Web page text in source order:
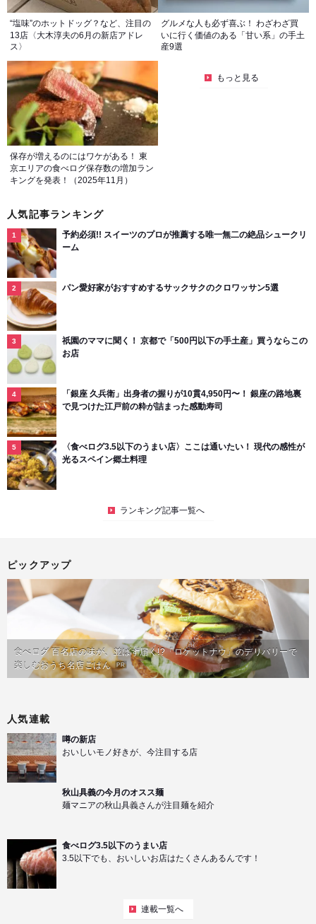
“塩味”のホットドッグ？など、注目の
13店〈大木淳夫の6月の新店アドレ
ス〉
グルメな人も必ず喜ぶ！ わざわざ買
いに行く価値のある「甘い系」の手土
産9選
保存が増えるのにはワケがある！ 東
京エリアの食べログ保存数の増加ラン
キングを発表！（2025年11月）
もっと見る
人気記事ランキング
予約必須!! スイーツのプロが推薦する唯一無二の絶品シュークリ
ーム
パン愛好家がおすすめするサックサクのクロワッサン5選
祇園のママに聞く！ 京都で「500円以下の手土産」買うならこの
お店
「銀座 久兵衛」出身者の握りが10貫4,950円〜！ 銀座の路地裏
で見つけた江戸前の粋が詰まった感動寿司
〈食べログ3.5以下のうまい店〉ここは通いたい！ 現代の感性が
光るスペイン郷土料理
ランキング記事一覧へ
ピックアップ
食べログ 百名店の味が、並ばず届く!?「ロケットナウ」のデリバリーで
楽しむおうち名店ごはん PR
人気連載
噂の新店
おいしいモノ好きが、今注目する店
秋山具義の今月のオスス麺
麺マニアの秋山具義さんが注目麺を紹介
食べログ3.5以下のうまい店
3.5以下でも、おいしいお店はたくさんあるんです！
連載一覧へ